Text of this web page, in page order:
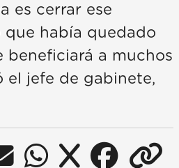
es cerrar ese
había quedado
beneficiará a muchos
el jefe de gabinete,